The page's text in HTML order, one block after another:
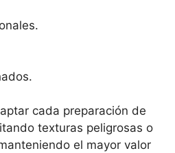
cada preparación de
texturas peligrosas o
el mayor valor